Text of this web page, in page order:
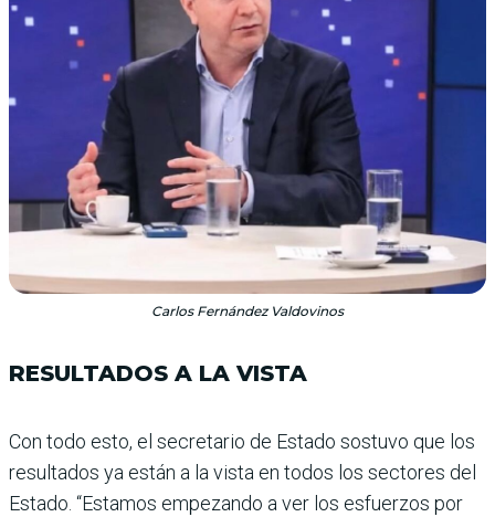
Carlos Fernández Valdovinos
RESULTADOS A LA VISTA
Con todo esto, el secreta­rio de Estado sostuvo que los
resultados ya están a la vista en todos los sec­tores del
Estado. “Esta­mos empezando a ver los esfuerzos por